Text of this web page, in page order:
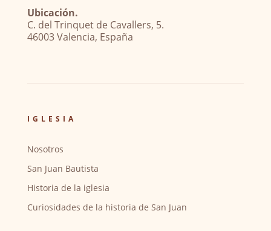
Ubicación.
C. del Trinquet de Cavallers, 5.
46003 Valencia, España
IGLESIA
Nosotros
San Juan Bautista
Historia de la iglesia
Curiosidades de la historia de San Juan